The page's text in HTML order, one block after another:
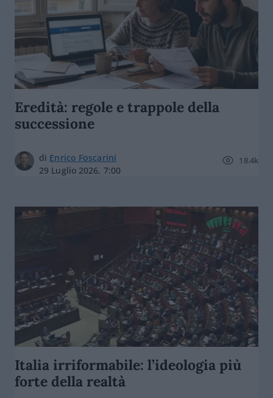
Eredità: regole e trappole della
successione
di Enrico Foscarini
29 Luglio 2026, 7:00
18.4k
Italia irriformabile: l’ideologia più
forte della realtà